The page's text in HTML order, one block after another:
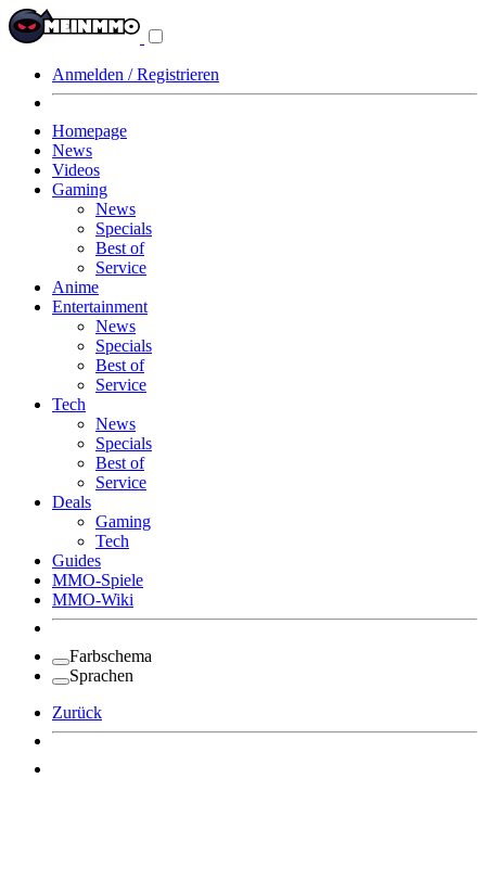
Anmelden / Registrieren
Homepage
News
Videos
Gaming
News
Specials
Best of
Service
Anime
Entertainment
News
Specials
Best of
Service
Tech
News
Specials
Best of
Service
Deals
Gaming
Tech
Guides
MMO-Spiele
MMO-Wiki
Farbschema
Sprachen
Zurück